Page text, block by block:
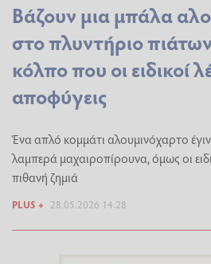
Βάζουν μια μπάλα
στο πλυντήριο
κόλπο που οι ειδικοί
αποφύγεις
Ένα απλό κομμάτι αλουμινόχαρτο
λαμπερά μαχαιροπίρουνα, όμως οι
πιθανή ζημιά
PLUS + 28.05.2026 14:28